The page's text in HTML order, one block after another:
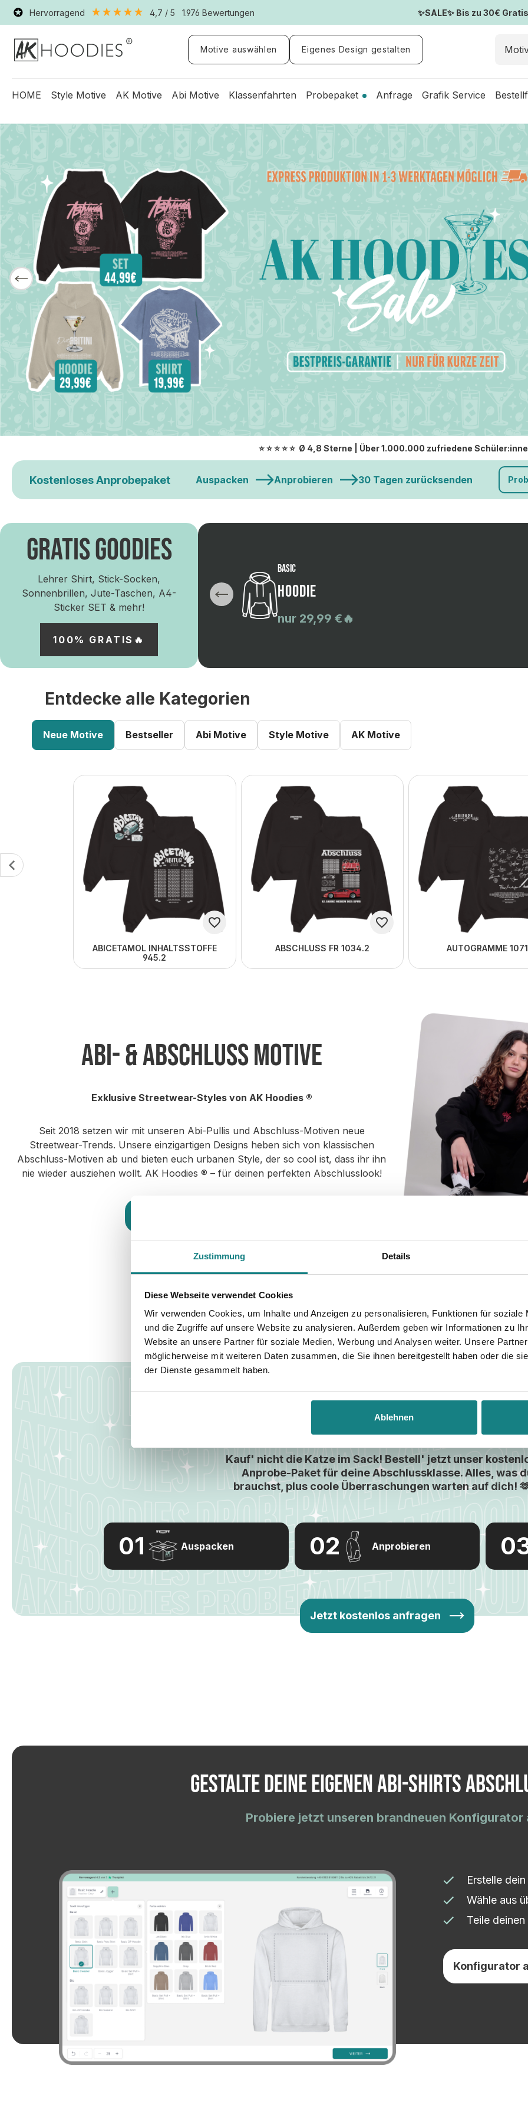
Zustimmung Details
Diese Webseite verwendet Cookies
Wir verwenden Cookies, um Inhalte und Anzeigen zu personalisieren, Funktionen für soziale
und die Zugriffe auf unsere Website zu analysieren. Außerdem geben wir Informationen zu
Website an unsere Partner für soziale Medien, Werbung und Analysen weiter. Unsere
möglicherweise mit weiteren Daten zusammen, die Sie ihnen bereitgestellt haben oder die
der Dienste gesammelt haben.
Ablehnen
Hervorragend 4,7 / 5 1.976 Bewertungen ✨SALE✨ Bis zu 30€
Motive auswählen Eigenes Design gestalten
HOME Style Motive AK Motive Abi Motive Klassenfahrten Probepaket Anfrage Grafik Service
⭐⭐⭐⭐⭐ Ø 4,8 Sterne | ️Über 1.000.000 zufriedene
Kostenloses Anprobepaket Auspacken Anprobieren 30 Tagen zurücksenden
GRATIS GOODIES
Lehrer Shirt, Stick-Socken,
Sonnenbrillen, Jute-Taschen, A4-
Sticker SET & mehr!
100% GRATIS🔥
BASIC
Hoodie
nur 29,99 €🔥
Entdecke alle Kategorien
Neue Motive Bestseller Abi Motive Style Motive AK Motive
ABICETAMOL INHALTSSTOFFE
945.2
ABSCHLUSS FR 1034.2 AUTOGRAMME
Tipp Tipp
RALPHI AK 371.1
ABIKALYPSE 750.1
10 JAHRE UNSCHULDIG
LEONARDO 142.1
10 JAHRE
Abi- & Abschluss Motive
Exklusive Streetwear-Styles von AK Hoodies ®
Seit 2018 setzen wir mit unseren Abi-Pullis und Abschluss-Motiven neue
Streetwear-Trends. Unsere einzigartigen Designs heben sich von klassischen
Abschluss-Motiven ab und bieten euch urbanen Style, der so cool ist, dass ihr ihn
nie wieder ausziehen wollt. AK Hoodies ® – für deinen perfekten Abschlusslook!
Kostenloses Anprobepaket
Kauf' nicht die Katze im Sack! Bestell' jetzt unser
Anprobe-Paket für deine Abschlussklasse. Alles, was
brauchst, plus coole Überraschungen warten auf dich!
Auspacken Anprobieren
Jetzt kostenlos anfragen
Gestalte deine eigenen Abi-Shirts
Probiere jetzt unseren brandneuen Konfigurator
Erstelle
Wähle aus
Teile
Konfigurator